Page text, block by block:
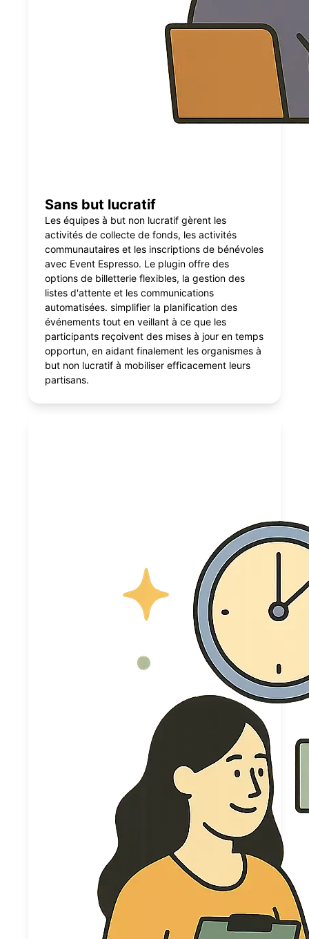
Sans but lucratif
Les équipes à but non lucratif gèrent les
activités de collecte de fonds, les activités
communautaires et les inscriptions de bénévoles
avec Event Espresso. Le plugin offre des
options de billetterie flexibles, la gestion des
listes d'attente et les communications
automatisées. simplifier la planification des
événements tout en veillant à ce que les
participants reçoivent des mises à jour en temps
opportun, en aidant finalement les organismes à
but non lucratif à mobiliser efficacement leurs
partisans.